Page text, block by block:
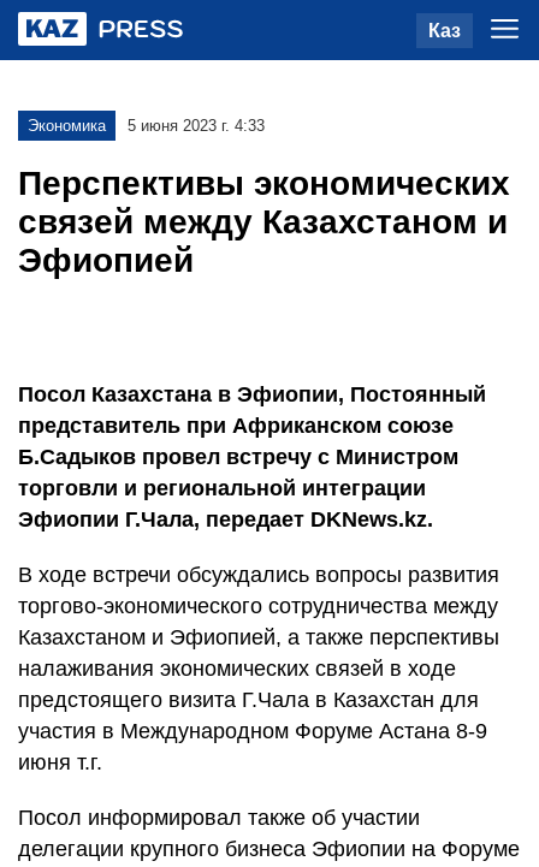
Каз
Экономика 5 июня 2023 г. 4:33
Перспективы экономических
связей между Казахстаном и
Эфиопией
Посол Казахстана в Эфиопии, Постоянный
представитель при Африканском союзе
Б.Садыков провел встречу с Министром
торговли и региональной интеграции
Эфиопии Г.Чала, передает DKNews.kz.
В ходе встречи обсуждались вопросы развития
торгово-экономического сотрудничества между
Казахстаном и Эфиопией, а также перспективы
налаживания экономических связей в ходе
предстоящего визита Г.Чала в Казахстан для
участия в Международном Форуме Астана 8-9
июня т.г.
Посол информировал также об участии
делегации крупного бизнеса Эфиопии на Форуме